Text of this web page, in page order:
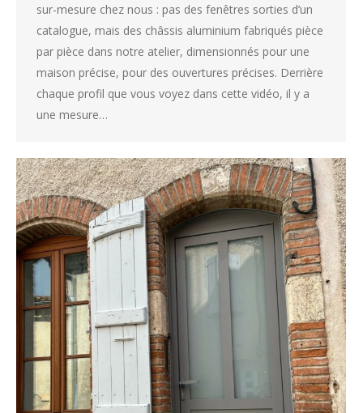
sur-mesure chez nous : pas des fenêtres sorties d’un
catalogue, mais des châssis aluminium fabriqués pièce
par pièce dans notre atelier, dimensionnés pour une
maison précise, pour des ouvertures précises. Derrière
chaque profil que vous voyez dans cette vidéo, il y a
une mesure…